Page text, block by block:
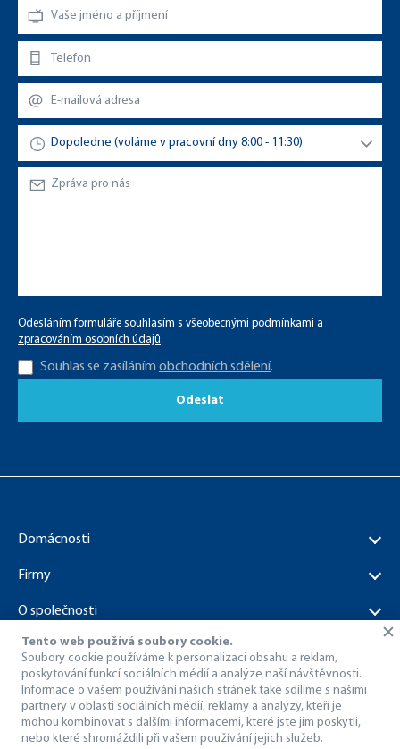
Odesláním formuláře souhlasím s všeobecnými podmínkami a
zpracováním osobních údajů.
Souhlas se zasíláním obchodních sdělení.
Odeslat
Domácnosti
Firmy
O společnosti
Dokumenty ke stažení
Tento web používá soubory cookie.
Soubory cookie používáme k personalizaci obsahu a reklam,
poskytování funkcí sociálních médií a analýze naší návštěvnosti.
Informace o vašem používání našich stránek také sdílíme s našimi
partnery v oblasti sociálních médií, reklamy a analýzy, kteří je
mohou kombinovat s dalšími informacemi, které jste jim poskytli,
nebo které shromáždili při vašem používání jejich služeb.